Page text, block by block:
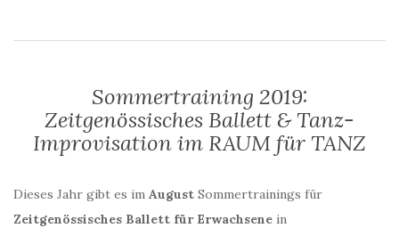
Sommertraining 2019:
Zeitgenössisches Ballett & Tanz-
Improvisation im RAUM für TANZ
Dieses Jahr gibt es im August Sommertrainings für
Zeitgenössisches Ballett für Erwachsene in